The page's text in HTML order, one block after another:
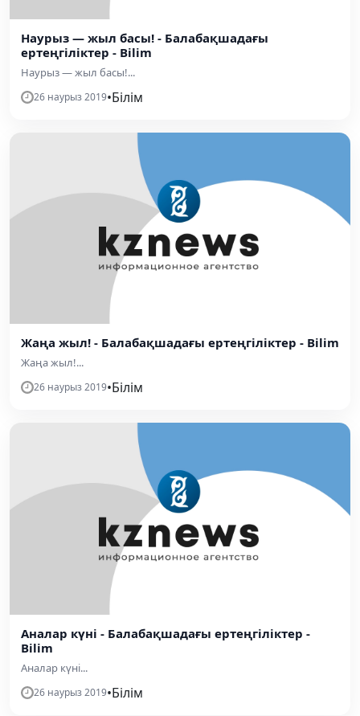
Наурыз — жыл басы! - Балабақшадағы
ертеңгіліктер - Bilim
Наурыз — жыл басы!...
26 наурыз 2019•Білім
Жаңа жыл! - Балабақшадағы ертеңгіліктер - Bilim
Жаңа жыл!...
26 наурыз 2019•Білім
Аналар күні - Балабақшадағы ертеңгіліктер -
Bilim
Аналар күні...
26 наурыз 2019•Білім